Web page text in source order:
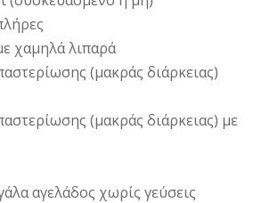
χαμηλά λιπαρά
(μακράς διάρκειας)
(μακράς διάρκειας) με
αγελάδος χωρίς γεύσεις